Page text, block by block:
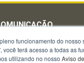
Parlamentar
News
funcionamento do
você terá acesso a todas as
utilizando no nosso Aviso